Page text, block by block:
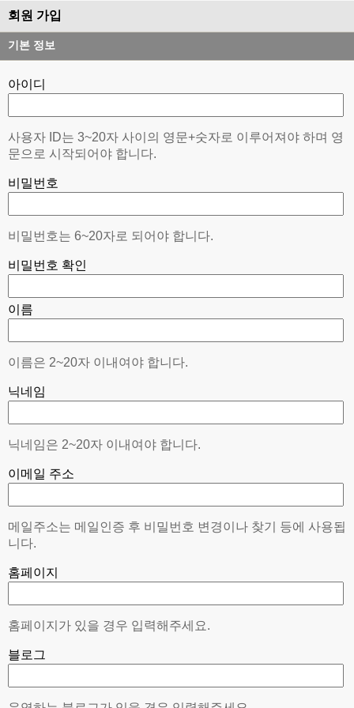
회원 가입
기본 정보
아이디
사용자 ID는 3~20자 사이의 영문+숫자로 이루어져야 하며 영
문으로 시작되어야 합니다.
비밀번호
비밀번호는 6~20자로 되어야 합니다.
비밀번호 확인
이름
이름은 2~20자 이내여야 합니다.
닉네임
닉네임은 2~20자 이내여야 합니다.
이메일 주소
메일주소는 메일인증 후 비밀번호 변경이나 찾기 등에 사용됩
니다.
홈페이지
홈페이지가 있을 경우 입력해주세요.
블로그